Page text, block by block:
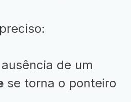
de um
se torna o ponteiro